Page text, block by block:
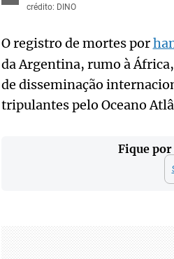
crédito: DINO
O registro de mortes por
da Argentina, rumo à
de disseminação
tripulantes pelo Oceano
Fique